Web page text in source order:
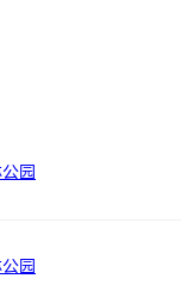
园
园